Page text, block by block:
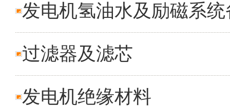
发电机氢油水及励磁系统
过滤器及滤芯
发电机绝缘材料